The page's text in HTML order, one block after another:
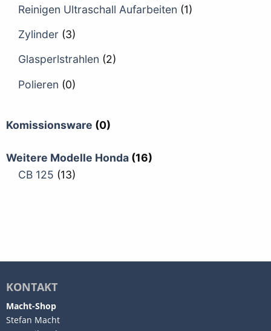
Reinigen Ultraschall Aufarbeiten (1)
Zylinder (3)
Glasperlstrahlen (2)
Polieren (0)
Komissionsware (0)
Weitere Modelle Honda (16)
CB 125 (13)
KONTAKT
Macht-Shop
Stefan Macht